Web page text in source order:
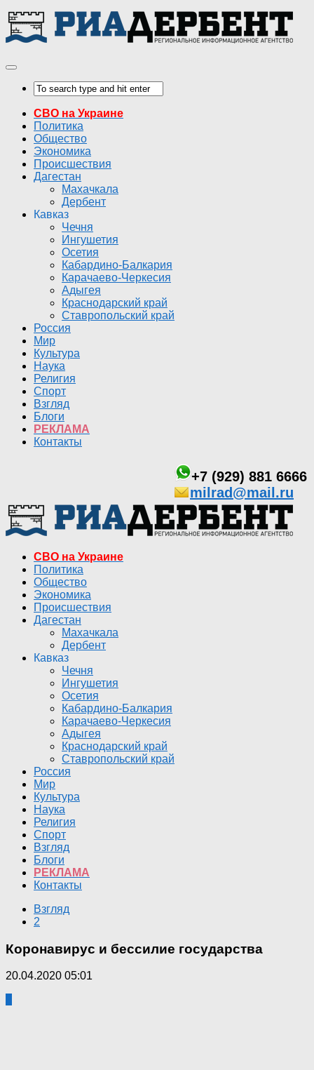
СВО на Украине
Политика
Общество
Экономика
Происшествия
Дагестан
Махачкала
Дербент
Кавказ
Чечня
Ингушетия
Осетия
Кабардино-Балкария
Карачаево-Черкесия
Адыгея
Краснодарский край
Ставропольский край
Россия
Мир
Культура
Наука
Религия
Спорт
Взгляд
Блоги
РЕКЛАМА
Контакты
+7 (929) 881 6666
milrad@mail.ru
СВО на Украине
Политика
Общество
Экономика
Происшествия
Дагестан
Махачкала
Дербент
Кавказ
Чечня
Ингушетия
Осетия
Кабардино-Балкария
Карачаево-Черкесия
Адыгея
Краснодарский край
Ставропольский край
Россия
Мир
Культура
Наука
Религия
Спорт
Взгляд
Блоги
РЕКЛАМА
Контакты
Взгляд
2
Коронавирус и бессилие государства
20.04.2020 05:01